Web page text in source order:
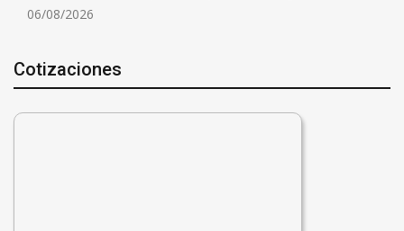
06/08/2026
Cotizaciones